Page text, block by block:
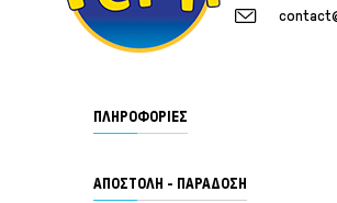
ΠΛΗΡΟΦΟΡΙΕΣ
ΑΠΟΣΤΟΛΗ - ΠΑΡΑΔΟΣΗ